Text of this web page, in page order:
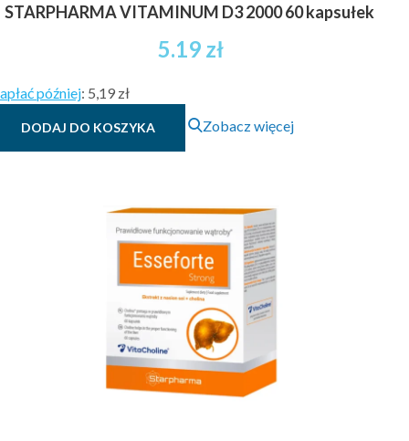
STARPHARMA VITAMINUM D3 2000 60 kapsułek
5.19 zł
później: 5,19 zł
DODAJ DO KOSZYKA Zobacz więcej